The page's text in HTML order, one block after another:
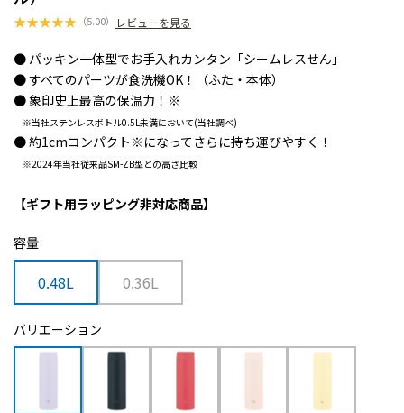
★★★★★ （5.00） レビューを見る
● パッキン一体型でお手入れカンタン「シームレスせん」
● すべてのパーツが食洗機OK！（ふた・本体）
● 象印史上最高の保温力！ ※
※当社ステンレスボトル0.5L未満において(当社調べ)
● 約1cmコンパクト ※ になってさらに持ち運びやすく！
※2024年当社従来品SM-ZB型との高さ比較
【ギフト用ラッピング非対応商品】
容量
0.48L 0.36L
バリエーション